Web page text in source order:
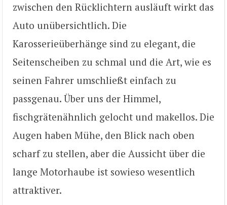
zwischen den Rücklichtern ausläuft wirkt das
Auto unübersichtlich. Die
Karosserieüberhänge sind zu elegant, die
Seitenscheiben zu schmal und die Art, wie es
seinen Fahrer umschließt einfach zu
passgenau. Über uns der Himmel,
fischgrätenähnlich gelocht und makellos. Die
Augen haben Mühe, den Blick nach oben
scharf zu stellen, aber die Aussicht über die
lange Motorhaube ist sowieso wesentlich
attraktiver.